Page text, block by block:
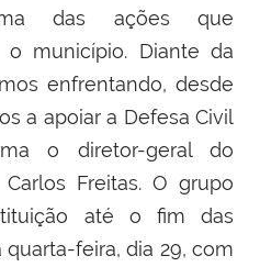
das ações que
município. Diante da
enfrentando, desde
a apoiar a Defesa Civil
o diretor-geral do
Freitas. O grupo
até o fim das
feira, dia 29, com